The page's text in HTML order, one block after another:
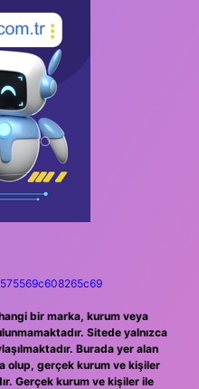
bir marka, kurum veya
Sitede yalnızca
Burada yer alan
olup, gerçek kurum ve kişiler
Gerçek kurum ve kişiler ile